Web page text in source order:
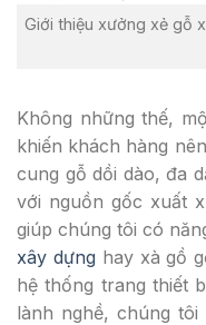
Giới thiệu xưởng xẻ gỗ
Không những thế,
khiến khách hàng
cung gỗ dồi dào, đa
với nguồn gốc xuất
giúp chúng tôi có
xây dựng hay xà gồ
hệ thống trang thiết
lành nghề, chúng